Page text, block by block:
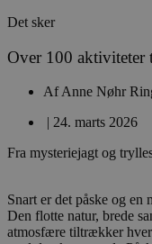
Det sker
Over 100 aktiviteter
AfAnne Nøhr
| 24. marts 2026
Fra mysteriejagt og
Snart er det påske og en
Den flotte natur, brede
atmosfære tiltrækker